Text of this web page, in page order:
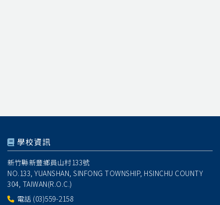
學校資訊
新竹縣新豐鄉員山村133號
NO.133, YUANSHAN, SINFONG TOWNSHIP, HSINCHU COUNTY
304, TAIWAN(R.O.C.)
電話 (03)559-2158